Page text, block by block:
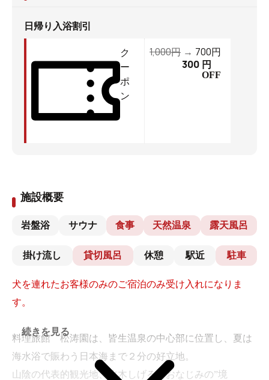
日帰り入浴割引
ク
ー
ポ
ン
1,000円 → 700円
300 円
OFF
施設概要
岩盤浴 サウナ 食事 天然温泉 露天風呂
掛け流し 貸切風呂 休憩 駅近 駐車
犬を連れたお客様のみのご宿泊のみ受け入れになりま
す。
料理旅館 松涛園は、皆生温泉の中心部に位置し、夏は
海水浴で賑わう日本海まで２分の好立地。
山陰の代表的観光地、水木しげるでおなじみの”境
続きを見る